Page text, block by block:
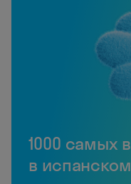
1000 самых
в